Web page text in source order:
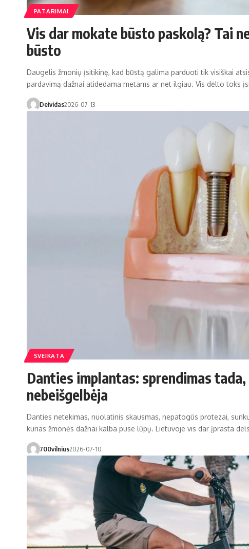
PATARIMAI
Vis dar mokate būsto paskolą? Tai
būsto
Daugelis žmonių įsitikinę, kad būstą galima parduoti tik visiškai
pardavimą dažnai atidedama metams ar net ilgiau. Vis dėlto toks
Deividas2026-07-13
SVEIKATA
Danties implantas: sprendimas
nebeišgelbėja
Danties netekimas, nuolatinis skausmas, nepatogūs protezai,
kurias žmonės dažnai kalba puse lūpų. Lietuvoje vis dar įprasta
700vilnius2026-07-10